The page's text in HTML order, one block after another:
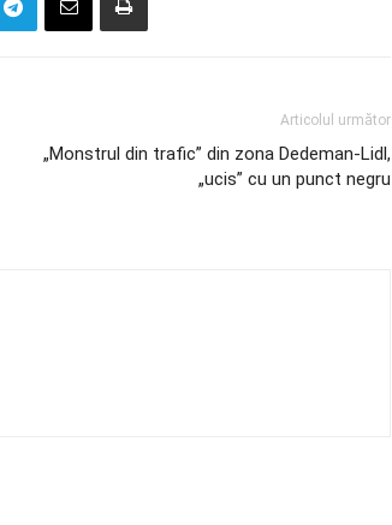
Articolul următor
„Monstrul din trafic” din zona Dedeman-Lidl,
„ucis” cu un punct negru